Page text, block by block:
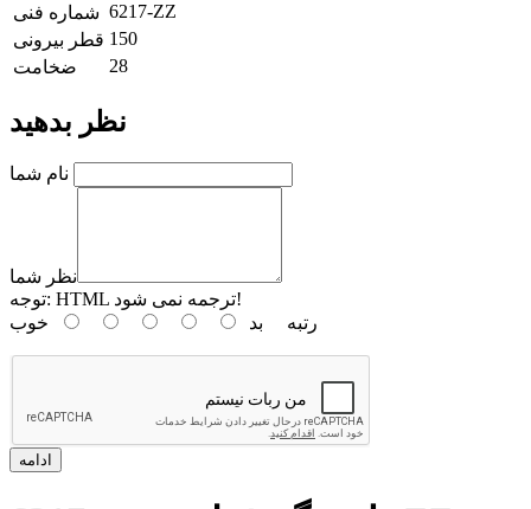
شماره فنی 6217-ZZ
قطر بیرونی 150
ضخامت
28
نظر بدهید
نام شما
نظر شما
توجه:
HTML ترجمه نمی شود!
رتبه بد خوب
ادامه